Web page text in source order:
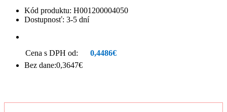
Kód produktu: H001200004050
Dostupnosť: 3-5 dní
Cena s DPH od:
0,4486€
Bez dane:0,3647€